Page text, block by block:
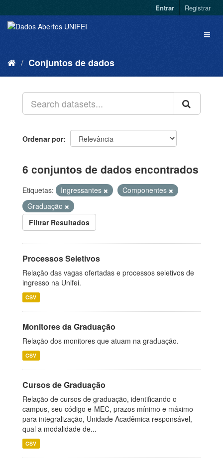
Entrar Registrar
Conjuntos de dados
Ordenar por
6 conjuntos de dados encontrados
Etiquetas: Ingressantes
Componentes
Graduação
Filtrar Resultados
Processos Seletivos
Relação das vagas ofertadas e processos seletivos de
ingresso na Unifei.
CSV
Monitores da Graduação
Relação dos monitores que atuam na graduação.
CSV
Cursos de Graduação
Relação de cursos de graduação, identificando o
campus, seu código e-MEC, prazos mínimo e máximo
para integralização, Unidade Acadêmica responsável,
qual a modalidade de...
CSV